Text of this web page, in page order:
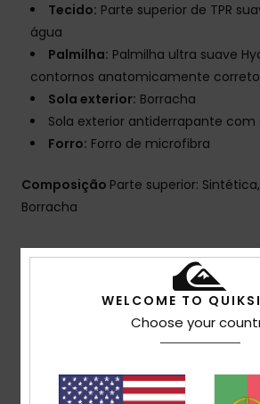
Tecido: Parte superior de TPR
água
Palmilha: Palmilha ultra suave
contornos anatomicamente
Sola exterior: Borracha
Sola exterior antiderrapante
Forro: Forro de microfibra
Composição Parte superior:
Borracha
Envio& Devoluciones
Avaliações dos clientes
WELCOME TO
Choose your